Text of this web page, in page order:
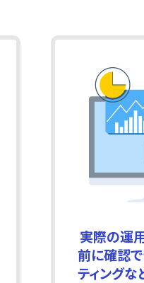
実際の運
前に確認で
ティングな